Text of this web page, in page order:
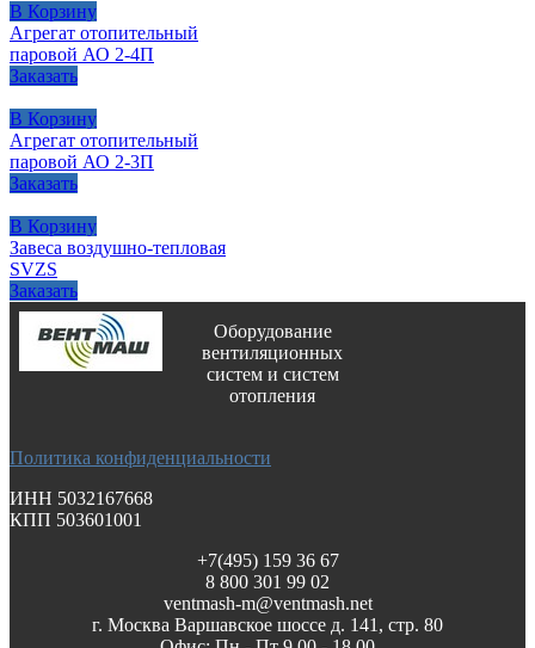
В Корзину
Агрегат отопительный
паровой АО 2-4П
Заказать
В Корзину
Агрегат отопительный
паровой АО 2-3П
Заказать
В Корзину
Завеса воздушно-тепловая
SVZS
Заказать
Оборудование
вентиляционных
систем и систем
отопления
Политика конфиденциальности
ИНН 5032167668
КПП 503601001
+7(495) 159 36 67
8 800 301 99 02
ventmash-m@ventmash.net
г. Москва Варшавское шоссе д. 141, стр. 80